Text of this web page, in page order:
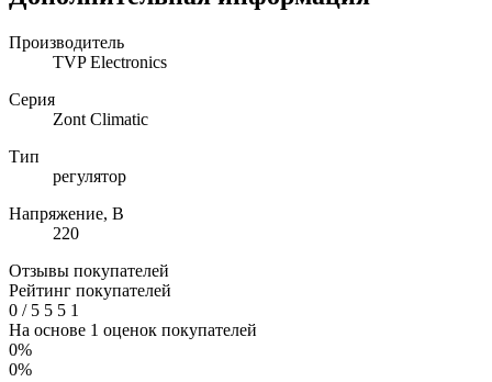
Производитель
TVP Electronics
Серия
Zont Climatic
Тип
регулятор
Напряжение, В
220
Отзывы покупателей
Рейтинг покупателей
0 /5 5 5 1
На основе 1 оценок покупателей
0%
0%